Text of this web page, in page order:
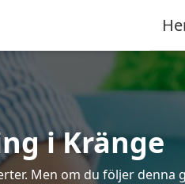
i Kränge
Men om du följer